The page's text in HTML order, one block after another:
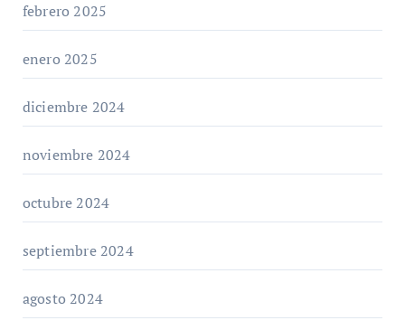
febrero 2025
enero 2025
diciembre 2024
noviembre 2024
octubre 2024
septiembre 2024
agosto 2024